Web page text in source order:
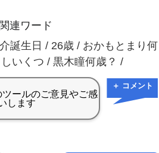
関連ワード
誕生日 / 26歳 / おかもとまり何
いくつ / 黒木瞳何歳？ /
＋ コメント